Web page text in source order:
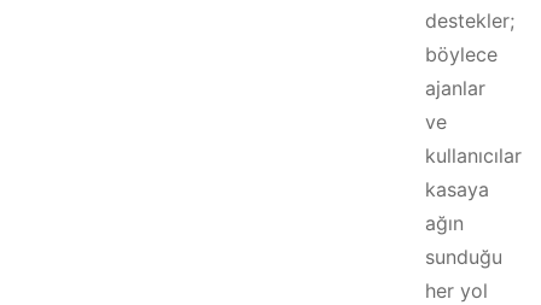
destekler;
böylece
ajanlar
ve
kullanıcılar
kasaya
ağın
sunduğu
her yol